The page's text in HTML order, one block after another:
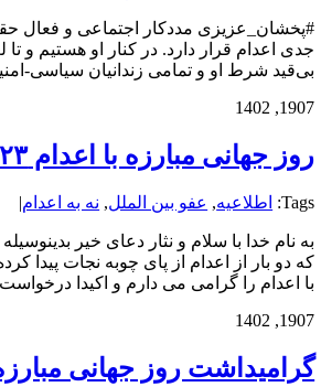
#پخشان_عزیزی مددکار اجتماعی و فعال
جدی اعدام قرار دارد. در کنار او هستیم و تا
بی‌قید شرط او و تمامی زندانیان سیاسی-
1907, 1402
روز جهانی مبارزه با اعدام ۲۰۲۳
Tags: اطلاعیه, عفو بین الملل, نه به اعدام|
به نام خدا با سلام و نثار دعای خیر
که دو بار از اعدام از پای چوبه نجات پیدا
با اعدام را گرامی می دارم و اکیدا
1907, 1402
گرامیداشت روز جهانی